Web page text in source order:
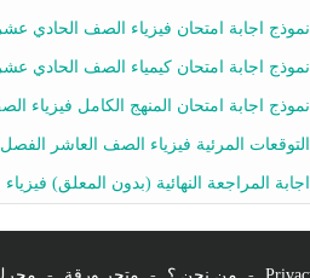
نموذج اجابة امتحان فيزياء الصف الحادي عشر علمي الفصل الثاني
نموذج اجابة امتحان كيمياء الصف الحادي عشر علمي الفصل الثاني
نموذج اجابة امتحان المنهج الكامل فيزياء الصف العاشر الفصل الثاني
التوقعات المرئية فيزياء الصف العاشر الفصل الثاني 2026 أ هيثم
اجابة المراجعة النهائية (بدون المعلق) فيزياء الصف العاشر الفصل الثاني أ